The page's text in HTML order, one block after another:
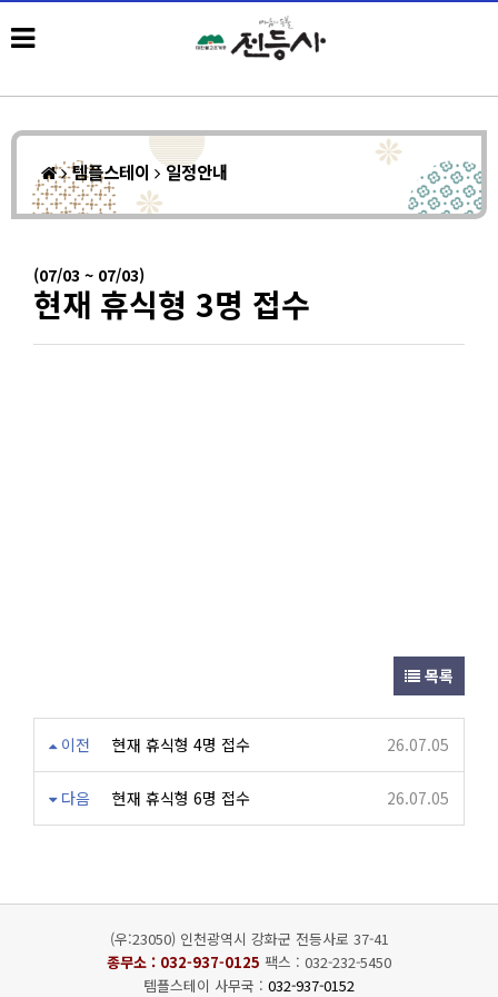
템플스테이 일정안내
(07/03 ~ 07/03)
현재 휴식형 3명 접수
목록
이전 현재 휴식형 4명 접수 26.07.05
다음 현재 휴식형 6명 접수 26.07.05
(우:23050) 인천광역시 강화군 전등사로 37-41
종무소 : 032-937-0125 팩스 : 032-232-5450
템플스테이 사무국 : 032-937-0152